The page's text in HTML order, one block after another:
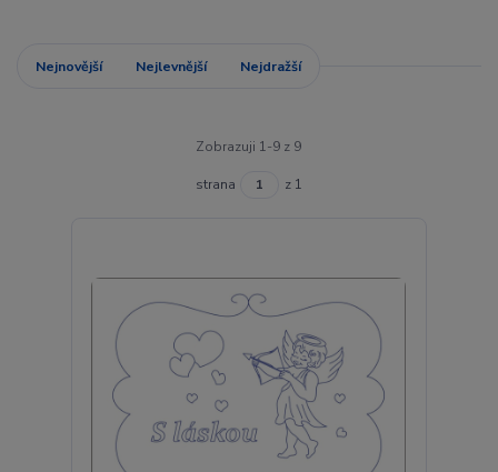
Nejnovější Nejlevnější Nejdražší
Zobrazuji 1-9 z 9
strana z 1